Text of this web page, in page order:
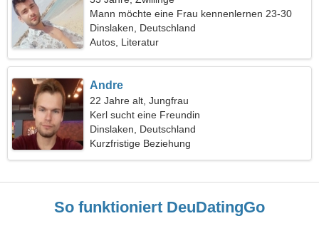
Mann möchte eine Frau kennenlernen 23-30
Dinslaken, Deutschland
Autos, Literatur
Andre
22 Jahre alt, Jungfrau
Kerl sucht eine Freundin
Dinslaken, Deutschland
Kurzfristige Beziehung
So funktioniert DeuDatingGo